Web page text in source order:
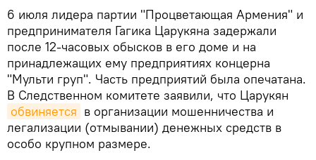
6 июля лидера партии "Процветающая Армения" и
предпринимателя Гагика Царукяна задержали
после 12-часовых обысков в его доме и на
принадлежащих ему предприятиях концерна
"Мульти груп". Часть предприятий была опечатана.
В Следственном комитете заявили, что Царукян
обвиняется в организации мошенничества и
легализации (отмывании) денежных средств в
особо крупном размере.